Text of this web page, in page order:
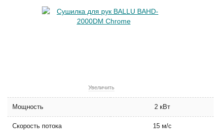
Увеличить
Мощность 2 кВт
Скорость потока 15 м/с